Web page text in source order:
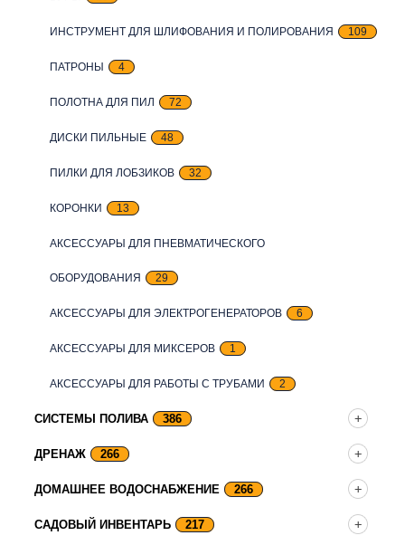
ИНСТРУМЕНТ ДЛЯ ШЛИФОВАНИЯ И ПОЛИРОВАНИЯ 109
ПАТРОНЫ 4
ПОЛОТНА ДЛЯ ПИЛ 72
ДИСКИ ПИЛЬНЫЕ 48
ПИЛКИ ДЛЯ ЛОБЗИКОВ 32
КОРОНКИ 13
АКСЕССУАРЫ ДЛЯ ПНЕВМАТИЧЕСКОГО
ОБОРУДОВАНИЯ 29
АКСЕССУАРЫ ДЛЯ ЭЛЕКТРОГЕНЕРАТОРОВ 6
АКСЕССУАРЫ ДЛЯ МИКСЕРОВ 1
АКСЕССУАРЫ ДЛЯ РАБОТЫ С ТРУБАМИ 2
СИСТЕМЫ ПОЛИВА 386
ДРЕНАЖ 266
ДОМАШНЕЕ ВОДОСНАБЖЕНИЕ 266
САДОВЫЙ ИНВЕНТАРЬ 217